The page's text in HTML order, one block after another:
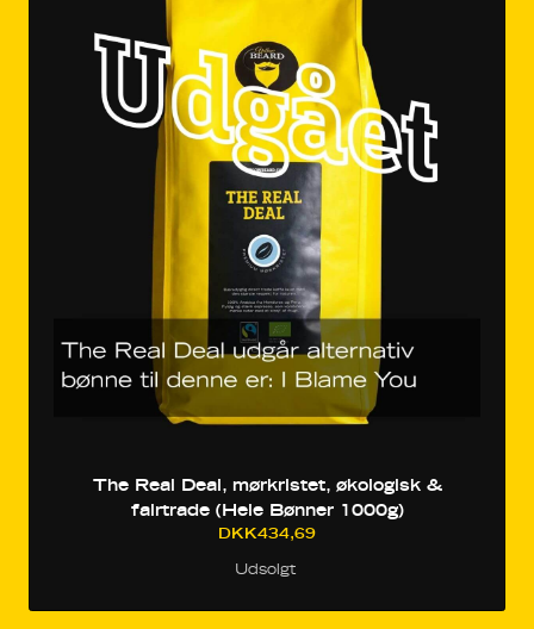
The Real Deal, mørkristet, økologisk &
fairtrade (Hele Bønner 1000g)
DKK434,69
Udsolgt